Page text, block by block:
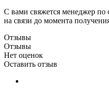
С вами свяжется менеджер
на связи до момента
Отзывы
Отзывы
Нет оценок
Оставить отзыв